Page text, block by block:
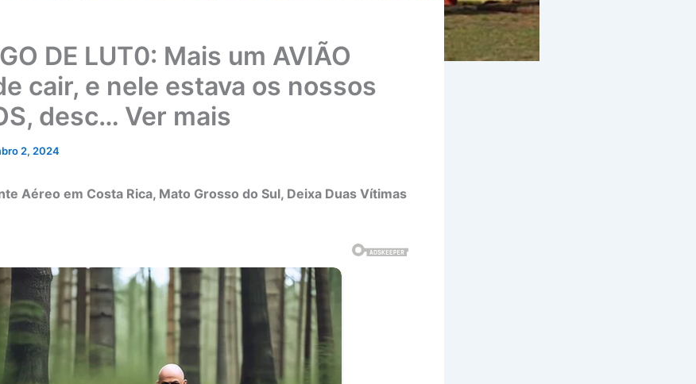
DE LUT0: Mais um AVIÃO
cair, e nele estava os nossos
desc… Ver mais
2, 2024
Aéreo em Costa Rica, Mato Grosso do Sul, Deixa Duas Vítimas